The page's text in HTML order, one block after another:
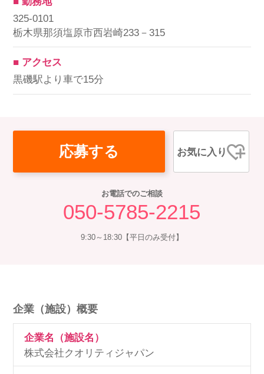
325-0101
栃木県那須塩原市西岩崎233－315
■ アクセス
黒磯駅より車で15分
応募する お気に入り
お電話でのご相談
050-5785-2215
9:30～18:30【平日のみ受付】
企業（施設）概要
企業名（施設名）
株式会社クオリティジャパン